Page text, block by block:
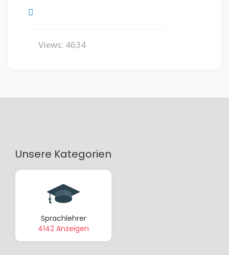
Views: 4634
Unsere Kategorien
Sprachlehrer
4142 Anzeigen